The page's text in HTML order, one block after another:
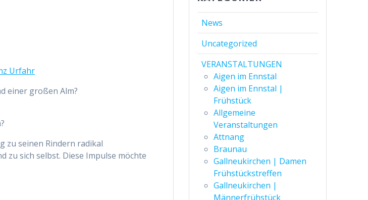
Urfahr
einer großen Alm?
zu seinen Rindern radikal
zu sich selbst. Diese Impulse möchte
News
Uncategorized
VERANSTALTUNGEN
Aigen im Ennstal
Aigen im Ennstal |
Frühstück
Allgemeine
Veranstaltungen
Attnang
Braunau
Gallneukirchen | Damen
Frühstückstreffen
Gallneukirchen |
Männerfrühstück